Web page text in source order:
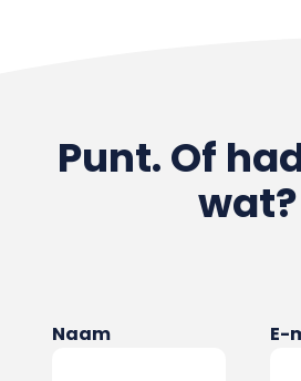
Punt. Of
wat?
Naam E-